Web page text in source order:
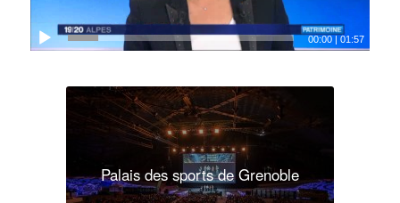
00:00 |01:57
Palais des sports de Grenoble